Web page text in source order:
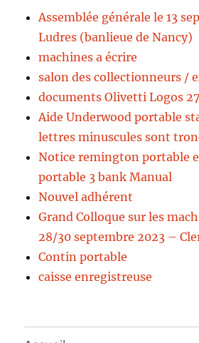
Assemblée générale le 13
Ludres (banlieue de Nancy)
machines a écrire
salon des collectionneurs /
documents Olivetti Logos 27
Aide Underwood portable
lettres minuscules sont
Notice remington portable
portable 3 bank Manual
Nouvel adhérent
Grand Colloque sur les
28/30 septembre 2023 –
Contin portable
caisse enregistreuse